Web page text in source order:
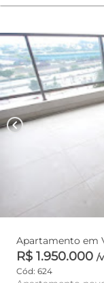
chevron_left
R$ 1.950.000 /
Cód: 624